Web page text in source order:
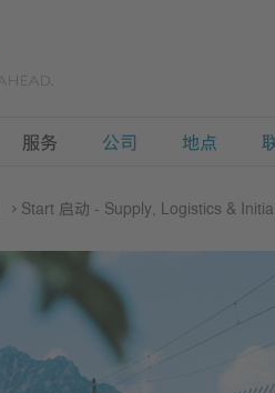
服务 公司 地点
Start 启动 - Supply, Logistics &